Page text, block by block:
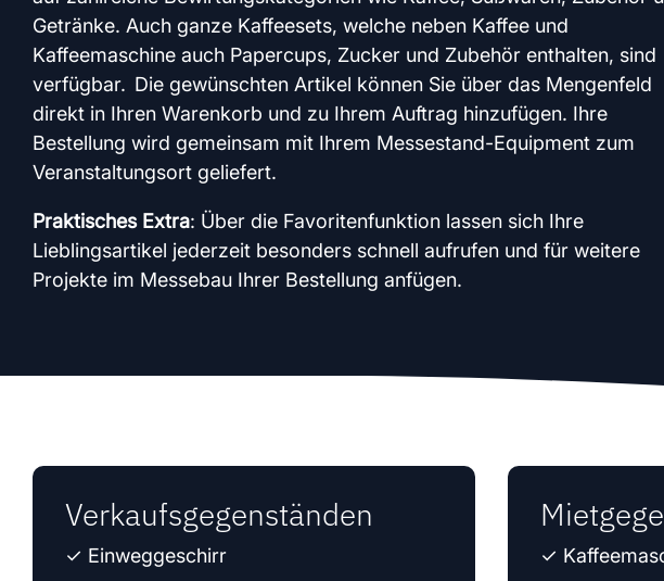
Getränke. Auch ganze Kaffeesets, welche neben Kaffee und
Kaffeemaschine auch Papercups, Zucker und Zubehör enthalten, sind
verfügbar. Die gewünschten Artikel können Sie über das Mengenfeld
direkt in Ihren Warenkorb und zu Ihrem Auftrag hinzufügen. Ihre
Bestellung wird gemeinsam mit Ihrem Messestand-Equipment zum
Veranstaltungsort geliefert.
Praktisches Extra: Über die Favoritenfunktion lassen sich Ihre
Lieblingsartikel jederzeit besonders schnell aufrufen und für weitere
Projekte im Messebau Ihrer Bestellung anfügen.
Verkaufsgegenständen
✓ Einweggeschirr ✓